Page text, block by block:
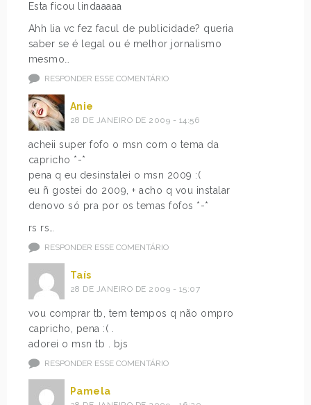
Esta ficou lindaaaaa
Ahh lia vc fez facul de publicidade? queria
saber se é legal ou é melhor jornalismo
mesmo…
RESPONDER ESSE COMENTÁRIO
Anie
28 DE JANEIRO DE 2009 - 14:56
acheii super fofo o msn com o tema da
capricho *-*
pena q eu desinstalei o msn 2009 :(
eu ñ gostei do 2009, + acho q vou instalar
denovo só pra por os temas fofos *-*
rs rs…
RESPONDER ESSE COMENTÁRIO
Taís
28 DE JANEIRO DE 2009 - 15:07
vou comprar tb, tem tempos q não ompro
capricho, pena :( .
adorei o msn tb . bjs
RESPONDER ESSE COMENTÁRIO
Pamela